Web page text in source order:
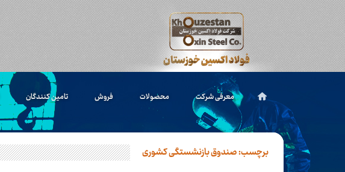
معرفی شرکت محصولات فروش تامین کنندگان
برچسب:صندوق‌ بازنشستگی کشوری